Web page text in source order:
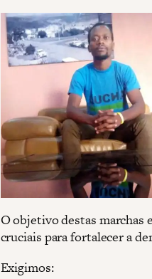
O objetivo destas marchas
cruciais para fortalecer a
Exigimos: